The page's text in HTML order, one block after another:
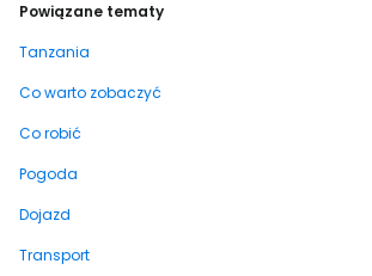
Powiązane tematy
Tanzania
Co warto zobaczyć
Co robić
Pogoda
Dojazd
Transport